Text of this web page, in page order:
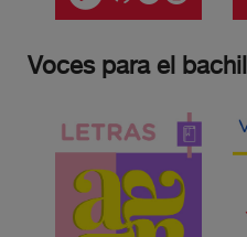
Voces para el